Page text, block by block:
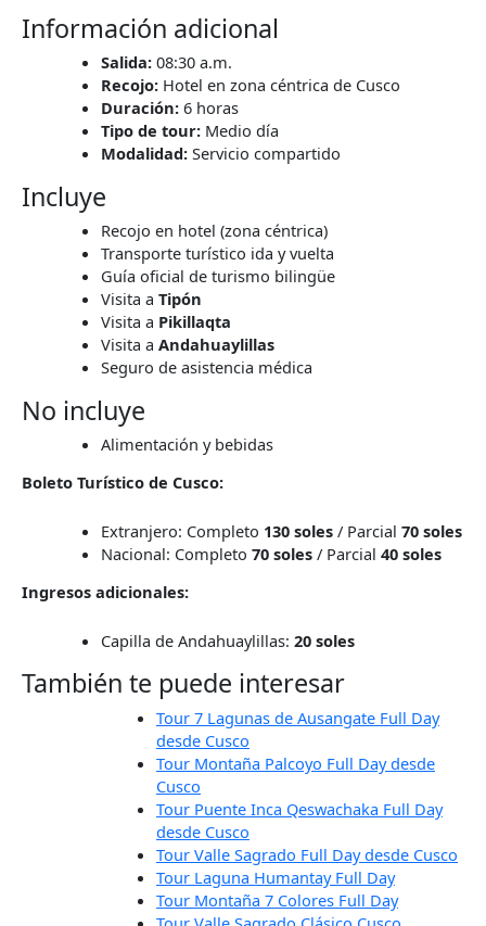
Información adicional
Salida:08:30 a.m.
Recojo:Hotel en zona céntrica de Cusco
Duración:6 horas
Tipo de tour:Medio día
Modalidad:Servicio compartido
Incluye
Recojo en hotel (zona céntrica)
Transporte turístico ida y vuelta
Guía oficial de turismo bilingüe
Visita a Tipón
Visita a Pikillaqta
Visita a Andahuaylillas
Seguro de asistencia médica
No incluye
Alimentación y bebidas
Boleto Turístico de Cusco:
Extranjero: Completo 130 soles/ Parcial 70 soles
Nacional: Completo 70 soles/ Parcial 40 soles
Ingresos adicionales:
Capilla de Andahuaylillas: 20 soles
También te puede interesar
Tour 7 Lagunas de Ausangate Full Day
desde Cusco
Tour Montaña Palcoyo Full Day desde
Cusco
Tour Puente Inca Qeswachaka Full Day
desde Cusco
Tour Valle Sagrado Full Day desde Cusco
Tour Laguna Humantay Full Day
Tour Montaña 7 Colores Full Day